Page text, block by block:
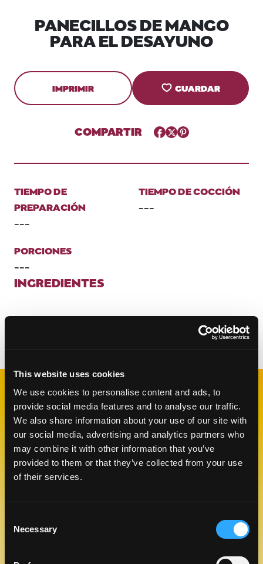
This website uses cookies
We use cookies to personalise content and ads, to
provide social media features and to analyse our traffic.
We also share information about your use of our site with
our social media, advertising and analytics partners who
may combine it with other information that you’ve
provided to them or that they’ve collected from your use
of their services.
Selection
Necessary
PANECILLOS DE MANGO
PARA EL DESAYUNO
IMPRIMIR GUARDAR
COMPARTIR Facebook
TwitterPinterest
TIEMPO DE
PREPARACIÓN
---
TIEMPO DE COCCIÓN
---
PORCIONES
---
INGREDIENTES
RECETAS
RELACIONADAS